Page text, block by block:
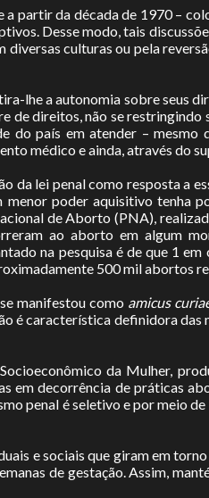
partir da década de 1970 –
Desse modo, tais
culturas ou pela
lhe a autonomia sobre seus
de direitos, não se
país em atender – mesmo
médico e ainda, através do
da lei penal como resposta a
poder aquisitivo tenha
de Aborto (PNA),
ao aborto em algum
na pesquisa é de que 1
500 mil abortos
manifestou como amicus
é característica definidora
da Mulher,
em decorrência de práticas
penal é seletivo e por meio
e sociais que giram em
de gestação. Assim,